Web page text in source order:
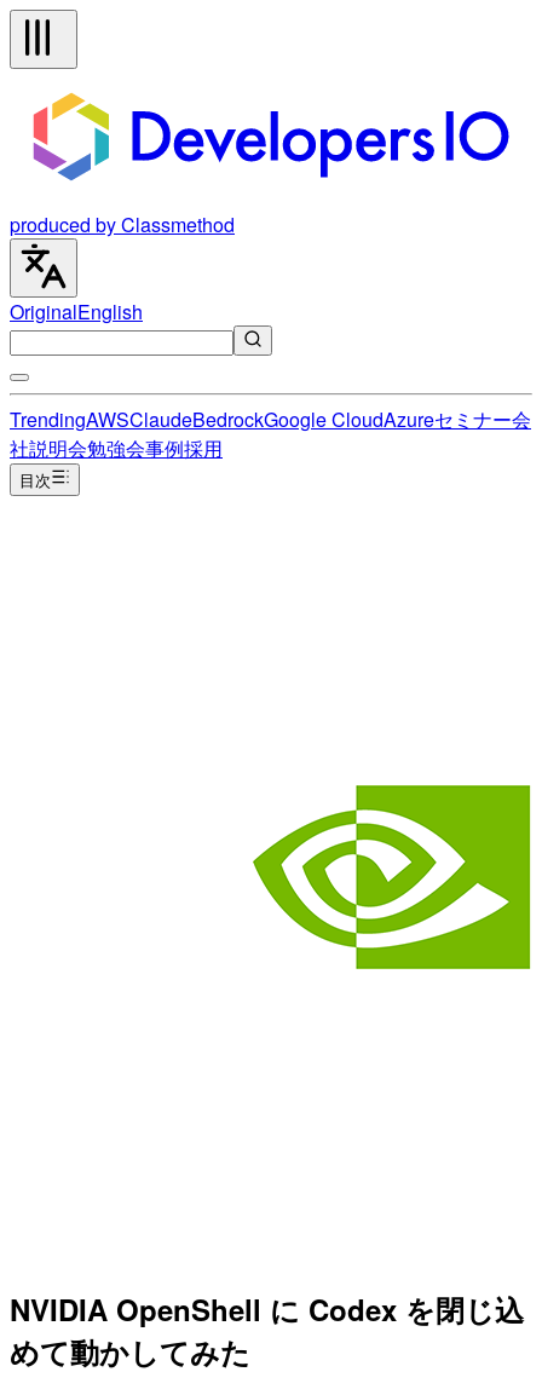
produced by Classmethod
OriginalEnglish
TrendingAWSClaudeBedrockGoogle CloudAzureセミナー会
社説明会勉強会事例採用
目次
NVIDIA OpenShell に Codex を閉じ込
めて動かしてみた